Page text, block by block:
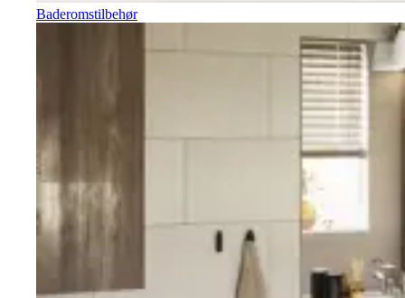
Baderomstilbehør